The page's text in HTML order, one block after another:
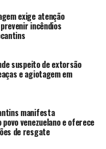
exige atenção
incêndios
suspeito de extorsão
e agiotagem em
manifesta
venezuelano e oferece
de resgate